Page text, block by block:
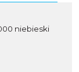
niebieski